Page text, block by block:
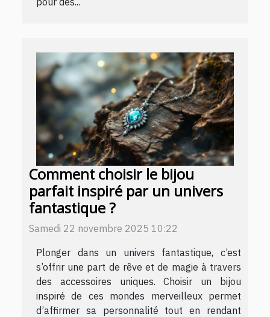
Comment choisir le bijou
parfait inspiré par un univers
fantastique ?
Samedi 22 novembre 2025 10:22
Plonger dans un univers fantastique, c’est
s’offrir une part de rêve et de magie à travers
des accessoires uniques. Choisir un bijou
inspiré de ces mondes merveilleux permet
d’affirmer sa personnalité tout en rendant